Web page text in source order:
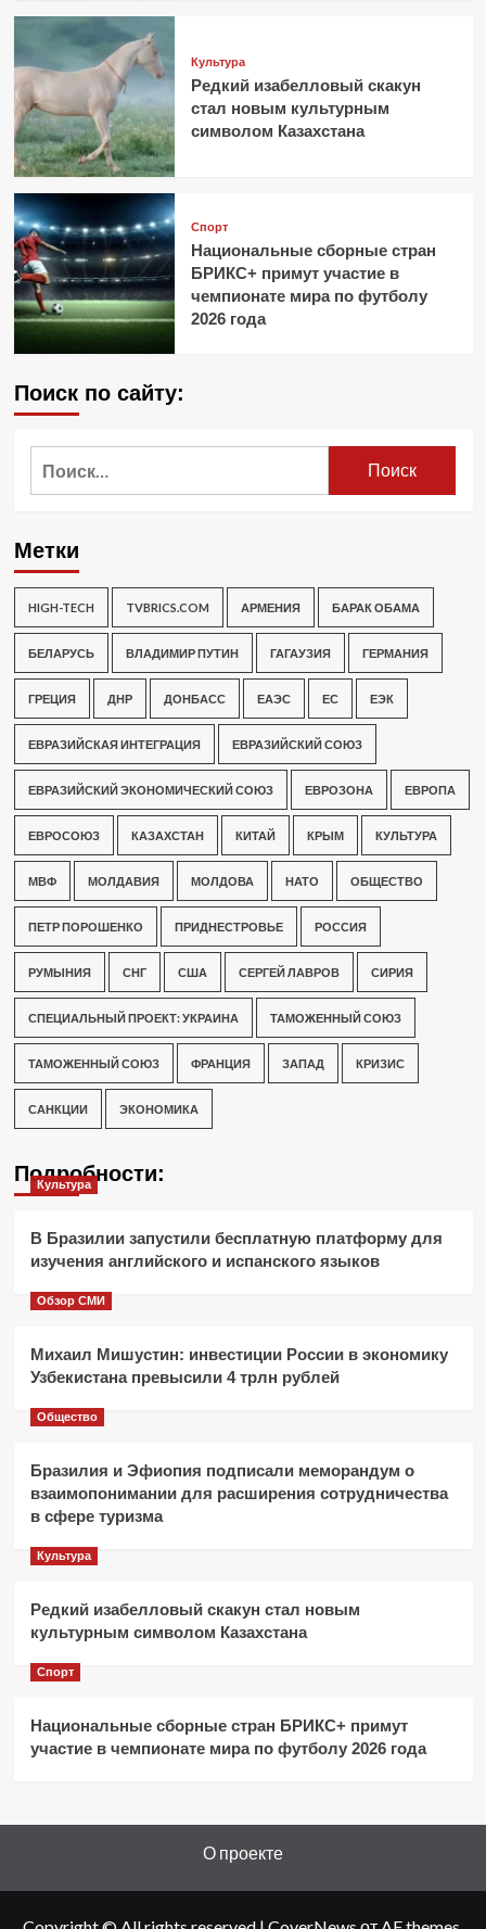
Культура
Редкий изабелловый скакун
стал новым культурным
символом Казахстана
Спорт
Национальные сборные стран
БРИКС+ примут участие в
чемпионате мира по футболу
2026 года
Поиск по сайту:
Метки
HIGH-TECH TVBRICS.COM АРМЕНИЯ БАРАК ОБАМА
БЕЛАРУСЬ ВЛАДИМИР ПУТИН ГАГАУЗИЯ ГЕРМАНИЯ
ГРЕЦИЯ ДНР ДОНБАСС ЕАЭС ЕС ЕЭК
ЕВРАЗИЙСКАЯ ИНТЕГРАЦИЯ ЕВРАЗИЙСКИЙ СОЮЗ
ЕВРАЗИЙСКИЙ ЭКОНОМИЧЕСКИЙ СОЮЗ ЕВРОЗОНА ЕВРОПА
ЕВРОСОЮЗ КАЗАХСТАН КИТАЙ КРЫМ КУЛЬТУРА
МВФ МОЛДАВИЯ МОЛДОВА НАТО ОБЩЕСТВО
ПЕТР ПОРОШЕНКО ПРИДНЕСТРОВЬЕ РОССИЯ
РУМЫНИЯ СНГ США СЕРГЕЙ ЛАВРОВ СИРИЯ
СПЕЦИАЛЬНЫЙ ПРОЕКТ: УКРАИНА ТАМОЖЕННЫЙ СОЮЗ
ТАМОЖЕННЫЙ СОЮЗ ФРАНЦИЯ ЗАПАД КРИЗИС
САНКЦИИ ЭКОНОМИКА
Подробности:
Культура
В Бразилии запустили бесплатную платформу для
изучения английского и испанского языков
Обзор СМИ
Михаил Мишустин: инвестиции России в экономику
Узбекистана превысили 4 трлн рублей
Общество
Бразилия и Эфиопия подписали меморандум о
взаимопонимании для расширения сотрудничества
в сфере туризма
Культура
Редкий изабелловый скакун стал новым
культурным символом Казахстана
Спорт
Национальные сборные стран БРИКС+ примут
участие в чемпионате мира по футболу 2026 года
О проекте